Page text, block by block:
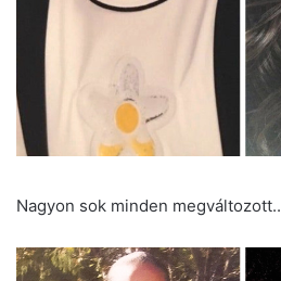
Nagyon sok minden megváltozott..